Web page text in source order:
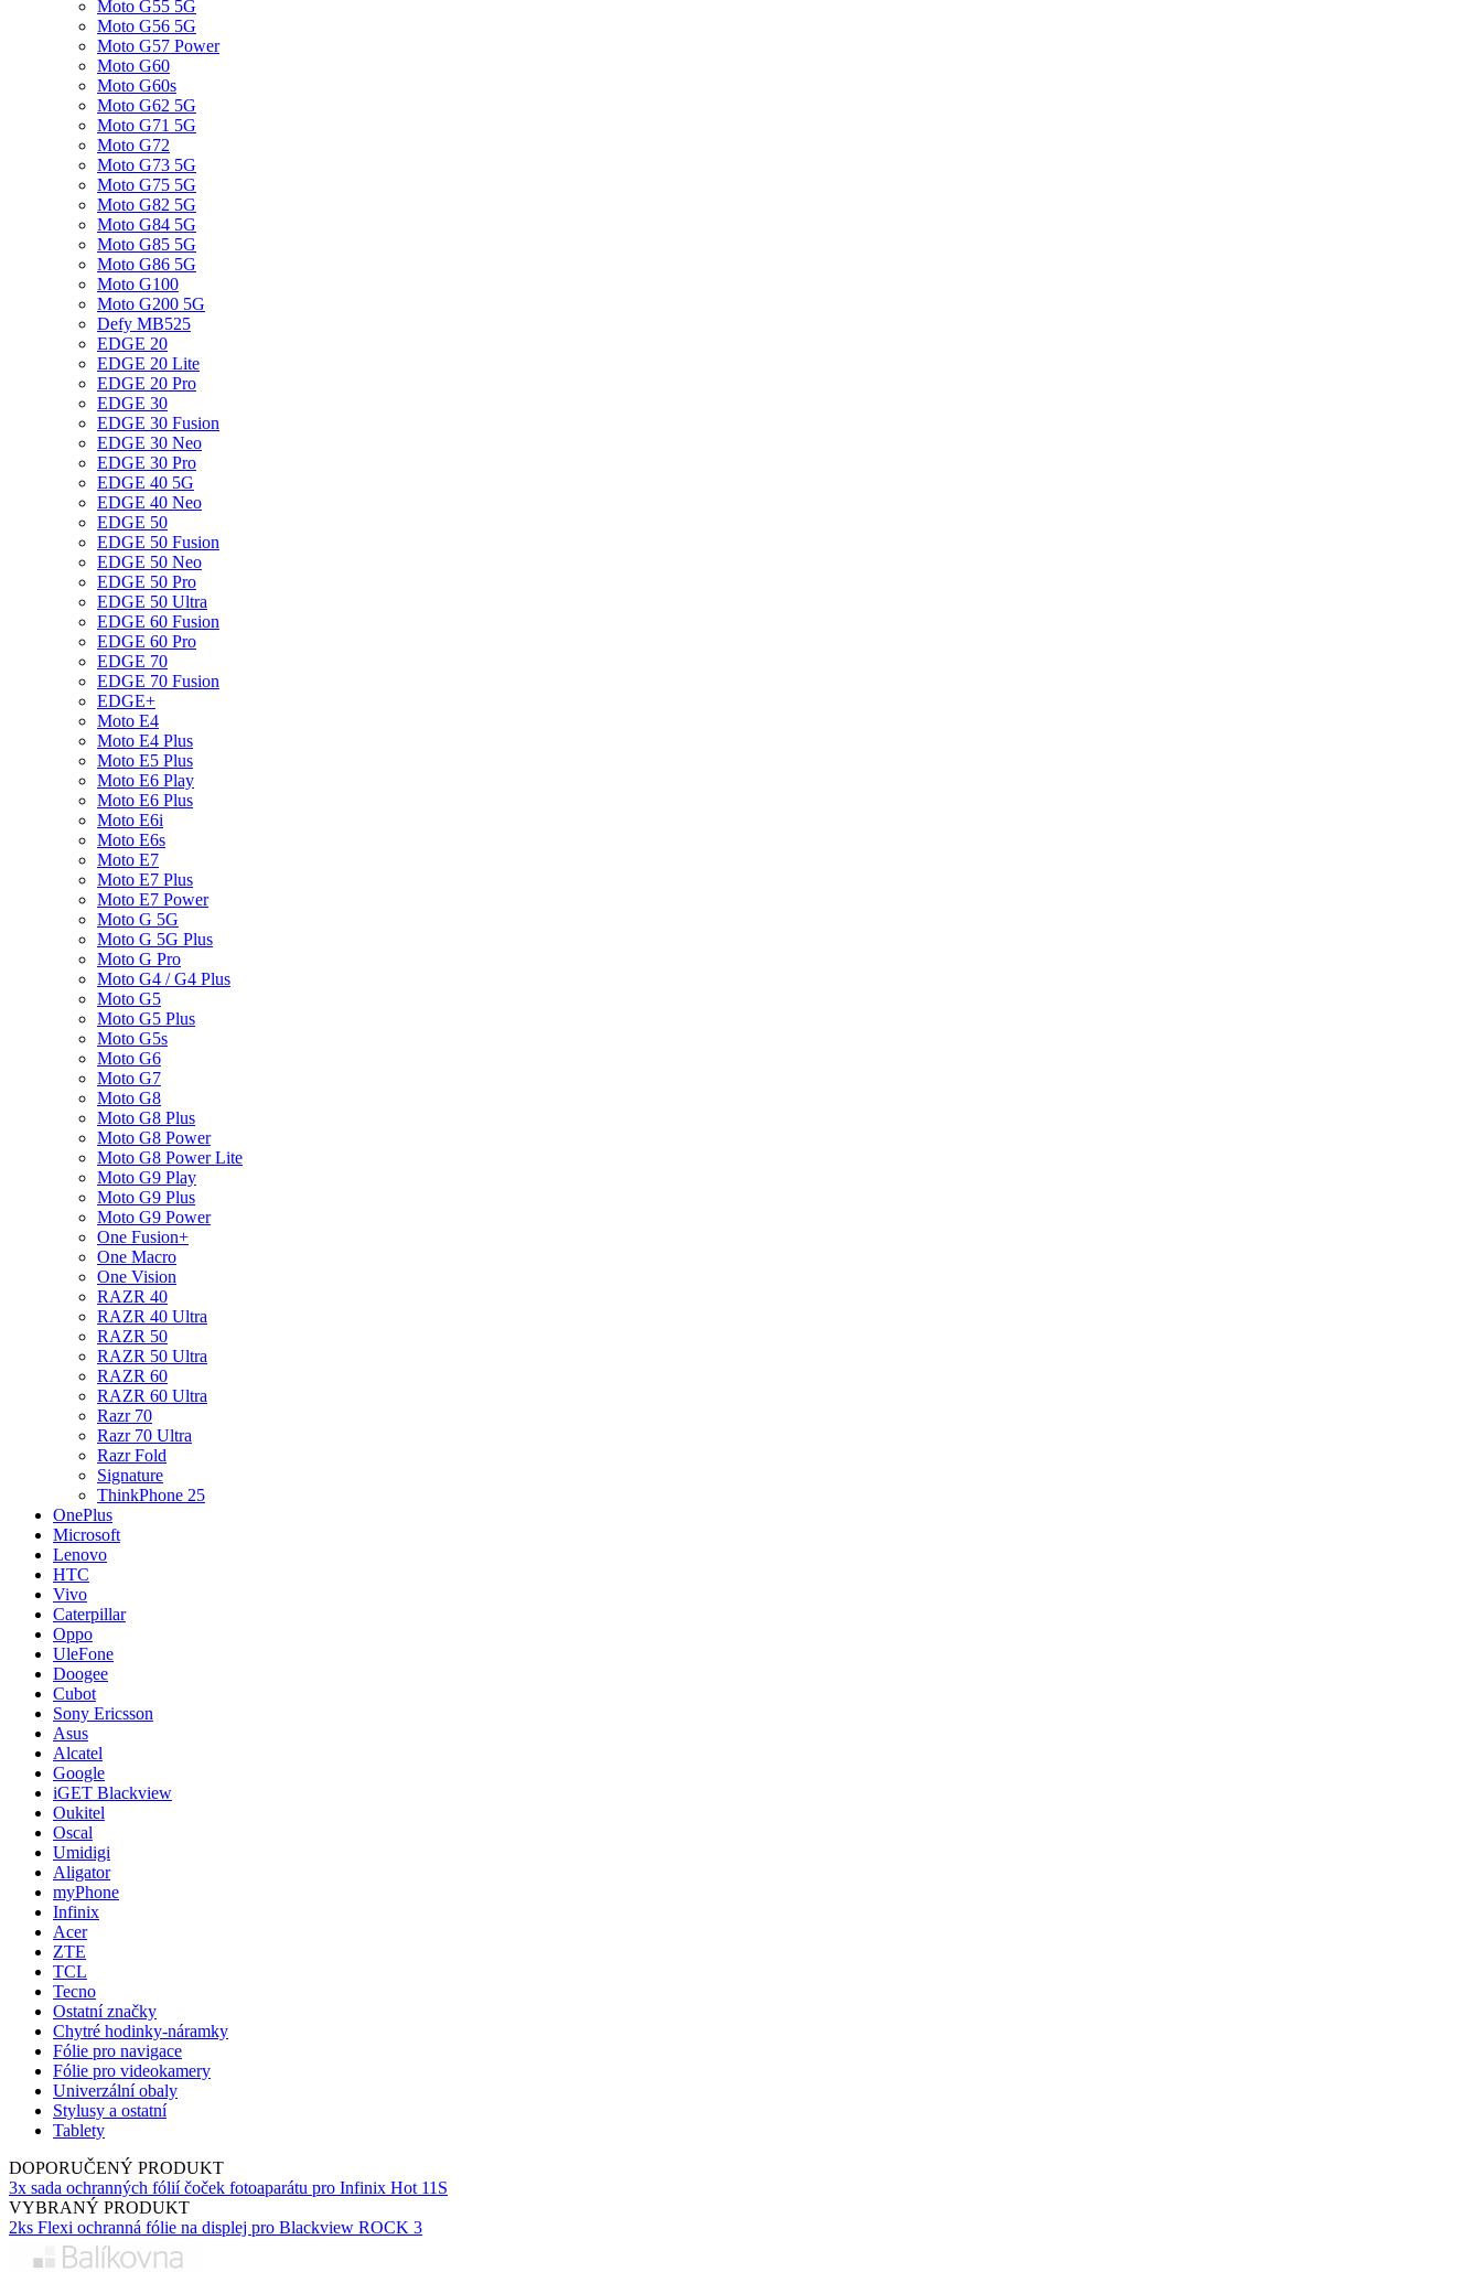
Moto G55 5G
Moto G56 5G
Moto G57 Power
Moto G60
Moto G60s
Moto G62 5G
Moto G71 5G
Moto G72
Moto G73 5G
Moto G75 5G
Moto G82 5G
Moto G84 5G
Moto G85 5G
Moto G86 5G
Moto G100
Moto G200 5G
Defy MB525
EDGE 20
EDGE 20 Lite
EDGE 20 Pro
EDGE 30
EDGE 30 Fusion
EDGE 30 Neo
EDGE 30 Pro
EDGE 40 5G
EDGE 40 Neo
EDGE 50
EDGE 50 Fusion
EDGE 50 Neo
EDGE 50 Pro
EDGE 50 Ultra
EDGE 60 Fusion
EDGE 60 Pro
EDGE 70
EDGE 70 Fusion
EDGE+
Moto E4
Moto E4 Plus
Moto E5 Plus
Moto E6 Play
Moto E6 Plus
Moto E6i
Moto E6s
Moto E7
Moto E7 Plus
Moto E7 Power
Moto G 5G
Moto G 5G Plus
Moto G Pro
Moto G4 / G4 Plus
Moto G5
Moto G5 Plus
Moto G5s
Moto G6
Moto G7
Moto G8
Moto G8 Plus
Moto G8 Power
Moto G8 Power Lite
Moto G9 Play
Moto G9 Plus
Moto G9 Power
One Fusion+
One Macro
One Vision
RAZR 40
RAZR 40 Ultra
RAZR 50
RAZR 50 Ultra
RAZR 60
RAZR 60 Ultra
Razr 70
Razr 70 Ultra
Razr Fold
Signature
ThinkPhone 25
OnePlus
Microsoft
Lenovo
HTC
Vivo
Caterpillar
Oppo
UleFone
Doogee
Cubot
Sony Ericsson
Asus
Alcatel
Google
iGET Blackview
Oukitel
Oscal
Umidigi
Aligator
myPhone
Infinix
Acer
ZTE
TCL
Tecno
Ostatní značky
Chytré hodinky-náramky
Fólie pro navigace
Fólie pro videokamery
Univerzální obaly
Stylusy a ostatní
Tablety
DOPORUČENÝ PRODUKT
3x sada ochranných fólií čoček fotoaparátu pro Infinix Hot 11S
VYBRANÝ PRODUKT
2ks Flexi ochranná fólie na displej pro Blackview ROCK 3